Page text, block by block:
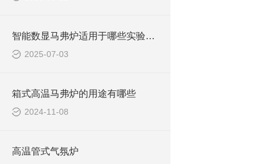
智能数显马弗炉适用于哪些实验场景
2025-07-03
箱式高温马弗炉的用途有哪些
2024-11-08
高温管式气氛炉